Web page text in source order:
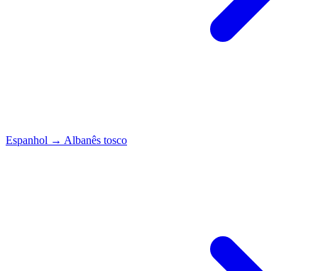
Espanhol → Albanês tosco